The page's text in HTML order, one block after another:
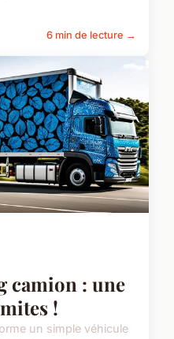
6 min de lecture →
camion : une
!
un simple véhicule